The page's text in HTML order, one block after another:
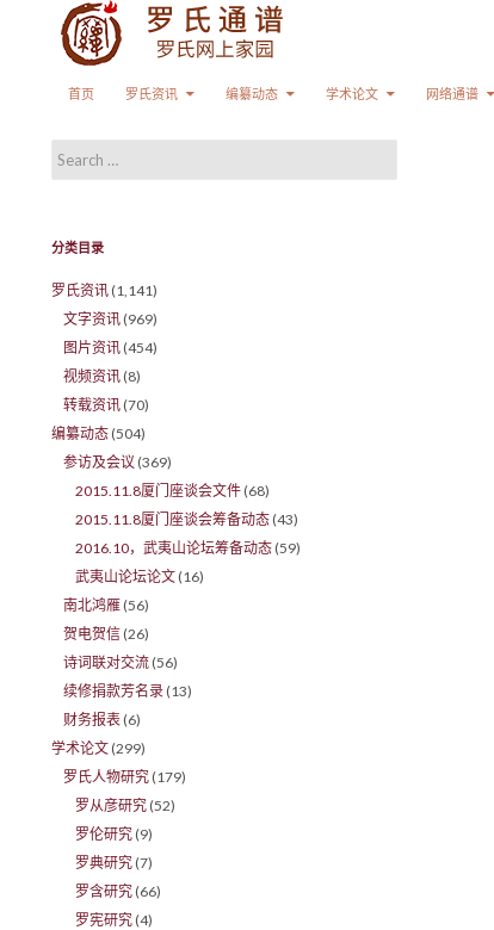
首页
罗氏资讯 编纂动态 学术论文 网络通谱
Search for:
分类目录
罗氏资讯 (1,141)
文字资讯 (969)
图片资讯 (454)
视频资讯 (8)
转载资讯 (70)
编纂动态 (504)
参访及会议 (369)
2015.11.8厦门座谈会文件 (68)
2015.11.8厦门座谈会筹备动态 (43)
2016.10，武夷山论坛筹备动态 (59)
武夷山论坛论文 (16)
南北鸿雁 (56)
贺电贺信 (26)
诗词联对交流 (56)
续修捐款芳名录 (13)
财务报表 (6)
学术论文 (299)
罗氏人物研究 (179)
罗从彦研究 (52)
罗伦研究 (9)
罗典研究 (7)
罗含研究 (66)
罗宪研究 (4)